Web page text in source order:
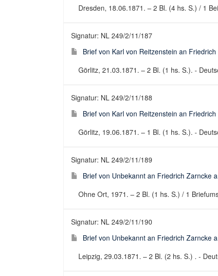
Dresden, 18.06.1871. – 2 Bl. (4 hs. S.) / 1
Signatur: NL 249/2/11/187
Brief von Karl von Reitzenstein an
Görlitz, 21.03.1871. – 2 Bl. (1 hs. S.). -
Signatur: NL 249/2/11/188
Brief von Karl von Reitzenstein an
Görlitz, 19.06.1871. – 1 Bl. (1 hs. S.). -
Signatur: NL 249/2/11/189
Brief von Unbekannt an Friedrich Zarncke
Ohne Ort, 1971. – 2 Bl. (1 hs. S.) / 1
Signatur: NL 249/2/11/190
Brief von Unbekannt an Friedrich Zarncke
Leipzig, 29.03.1871. – 2 Bl. (2 hs. S.) . -